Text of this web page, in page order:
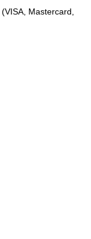
(VISA, Mastercard,